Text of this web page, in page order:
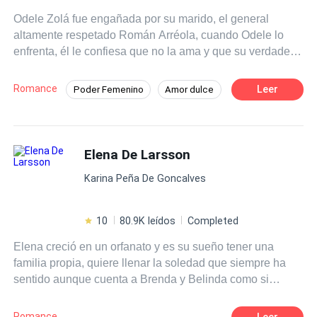
Odele Zolá fue engañada por su marido, el general
altamente respetado Román Arréola, cuando Odele lo
enfrenta, él le confiesa que no la ama y que su verdadero
discusión, son atacados por miembros de la organización
criminal "La Baraja". Impotente, ve cómo Román salva a
morirá y a Odele se le rompe el corazón una vez más.
Más tarde, Odele despierta en un basurero en otro país,
no sabe cómo llegó a ahí, pero está viva y parece que
idioma de ese lugar, Odele se hace una promesa: Volverá
a su país y se vengará de todo el mal que le hicieron.
Romance Poder Femenino Amor dulce
Desafío a las Expectativas
Leer
Elena De Larsson
Karina Peña De Goncalves
10 80.9K leídos Completed
Elena creció en un orfanato y es su sueño tener una
familia propia, quiere llenar la soledad que siempre ha
sentido aunque cuenta a Brenda y Belinda como si
Bernhard Larsson un maduro y muy guapo magnate